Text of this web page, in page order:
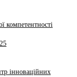
компетентності
інноваційних